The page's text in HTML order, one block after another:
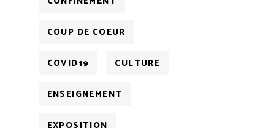
COUP DE COEUR
COVID19 CULTURE
ENSEIGNEMENT